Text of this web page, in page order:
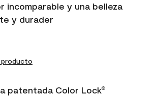
incomparable y una belleza
y durader
producto
patentada Color Lock®